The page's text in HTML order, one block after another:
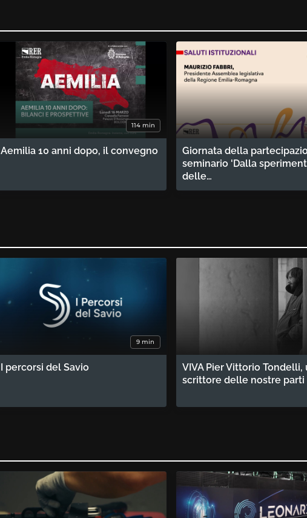
114 min
Aemilia 10 anni dopo, il convegno
Giornata della
seminario 'Dalla
delle…
9 min
I percorsi del Savio
VIVA Pier Vittorio Tondelli,
scrittore delle nostre parti